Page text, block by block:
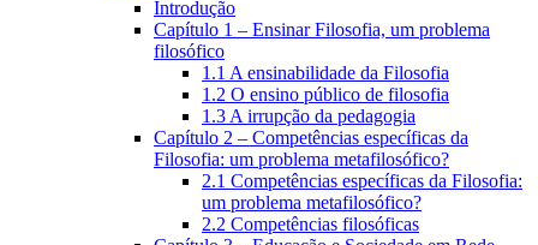
Introdução
Capítulo 1 – Ensinar Filosofia, um problema
filosófico
1.1 A ensinabilidade da Filosofia
1.2 O ensino público de filosofia
1.3 A irrupção da pedagogia
Capítulo 2 – Competências específicas da
Filosofia: um problema metafilosófico?
2.1 Competências específicas da Filosofia:
um problema metafilosófico?
2.2 Competências filosóficas